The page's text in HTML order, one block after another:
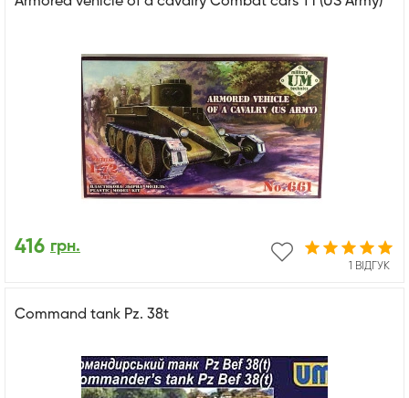
1 ВІДГУК
416 грн.
Command tank Pz. 38t